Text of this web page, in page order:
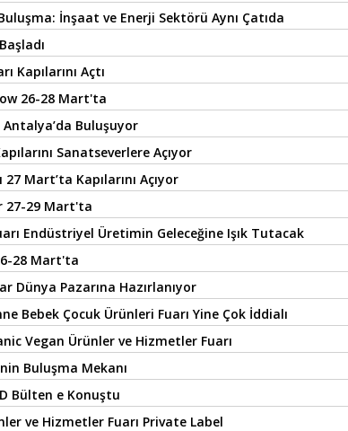
İnşaat ve Enerji Sektörü Aynı Çatıda
Kapılarını Açtı
26-28 Mart'ta
Buluşuyor
Sanatseverlere Açıyor
Mart’ta Kapılarını Açıyor
27-29 Mart'ta
Endüstriyel Üretimin Geleceğine Işık Tutacak
28 Mart'ta
Dünya Pazarına Hazırlanıyor
Bebek Çocuk Ürünleri Fuarı Yine Çok İddialı
Vegan Ürünler ve Hizmetler Fuarı
Buluşma Mekanı
Bülten e Konuştu
ve Hizmetler Fuarı Private Label